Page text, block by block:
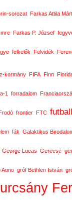
sorozat Farkas Attila
Farkas P. József
felkelők Felvidék
kormány FIFA Finn
1 forradalom
frontier FTC futball
fák Galaktikus
George Lucas Gerecse
Aono gróf Bethlen István